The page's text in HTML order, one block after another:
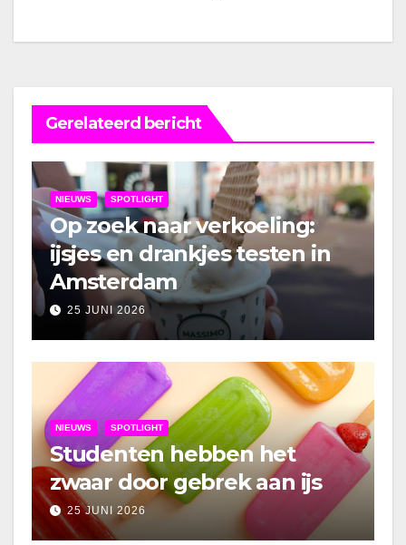
Gerelateerd bericht
NIEUWS SPOTLIGHT
Op zoek naar verkoeling:
ijsjes en drankjes testen in
Amsterdam
25 JUNI 2026
NIEUWS SPOTLIGHT
Studenten hebben het
zwaar door gebrek aan ijs
25 JUNI 2026